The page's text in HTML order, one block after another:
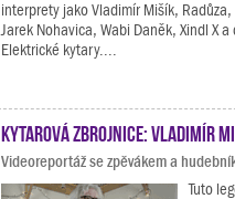
interprety jako Vladimír Mišík,
Jarek Nohavica, Wabi Daněk, Xindl X a
Elektrické kytary....
Kytarová zbrojnice: Vladimír
Videoreportáž se zpěvákem a
Tuto